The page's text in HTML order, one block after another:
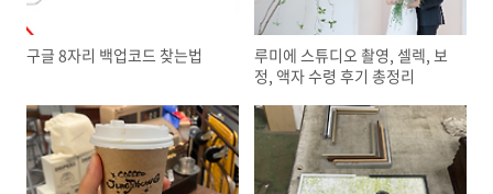
구글 8자리 백업코드 찾는법
루미에 스튜디오 촬영, 셀렉, 보
정, 액자 수령 후기 총정리